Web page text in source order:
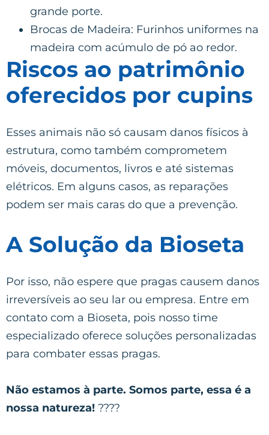
grande porte.
Brocas de Madeira: Furinhos uniformes na
madeira com acúmulo de pó ao redor.
Riscos ao patrimônio
oferecidos por cupins
Esses animais não só causam danos físicos à
estrutura, como também comprometem
móveis, documentos, livros e até sistemas
elétricos. Em alguns casos, as reparações
podem ser mais caras do que a prevenção.
A Solução da Bioseta
Por isso, não espere que pragas causem danos
irreversíveis ao seu lar ou empresa. Entre em
contato com a Bioseta, pois nosso time
especializado oferece soluções personalizadas
para combater essas pragas.
Não estamos à parte. Somos parte, essa é a
nossa natureza! ????